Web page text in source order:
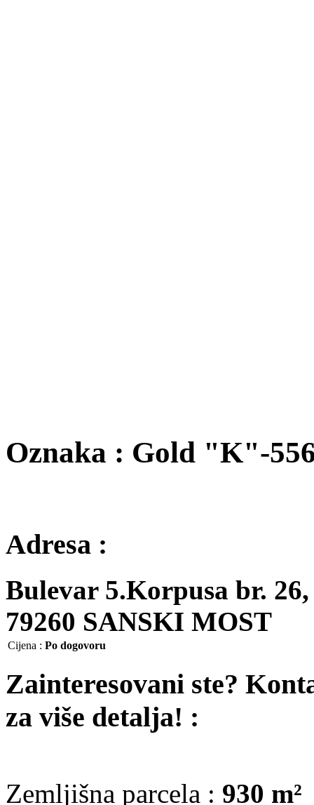
Oznaka : Gold "K"-
Adresa :
Bulevar 5.Korpusa br. 26,
79260 SANSKI MOST
Cijena : Po dogovoru
Zainteresovani ste?
za više detalja! :
Zemljišna parcela : 930 m²